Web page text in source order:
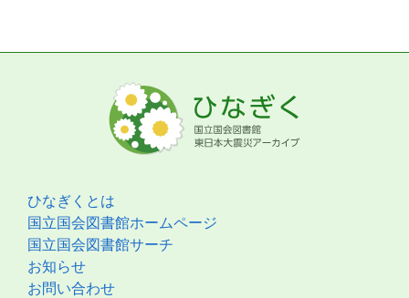
ひなぎくとは
国立国会図書館ホームページ
国立国会図書館サーチ
お知らせ
お問い合わせ